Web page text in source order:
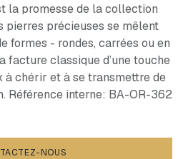
la promesse de la collection
pierres précieuses se mêlent
formes - rondes, carrées ou en
classique d’une touche
à chérir et à se transmettre de
Référence interne: BA-OR-362
NOUS